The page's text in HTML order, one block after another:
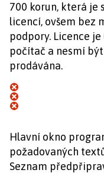
700 korun, která je
licencí, ovšem bez
podpory. Licence
počítač a nesmí
prodávána.
Hlavní okno
požadovaných
Seznam